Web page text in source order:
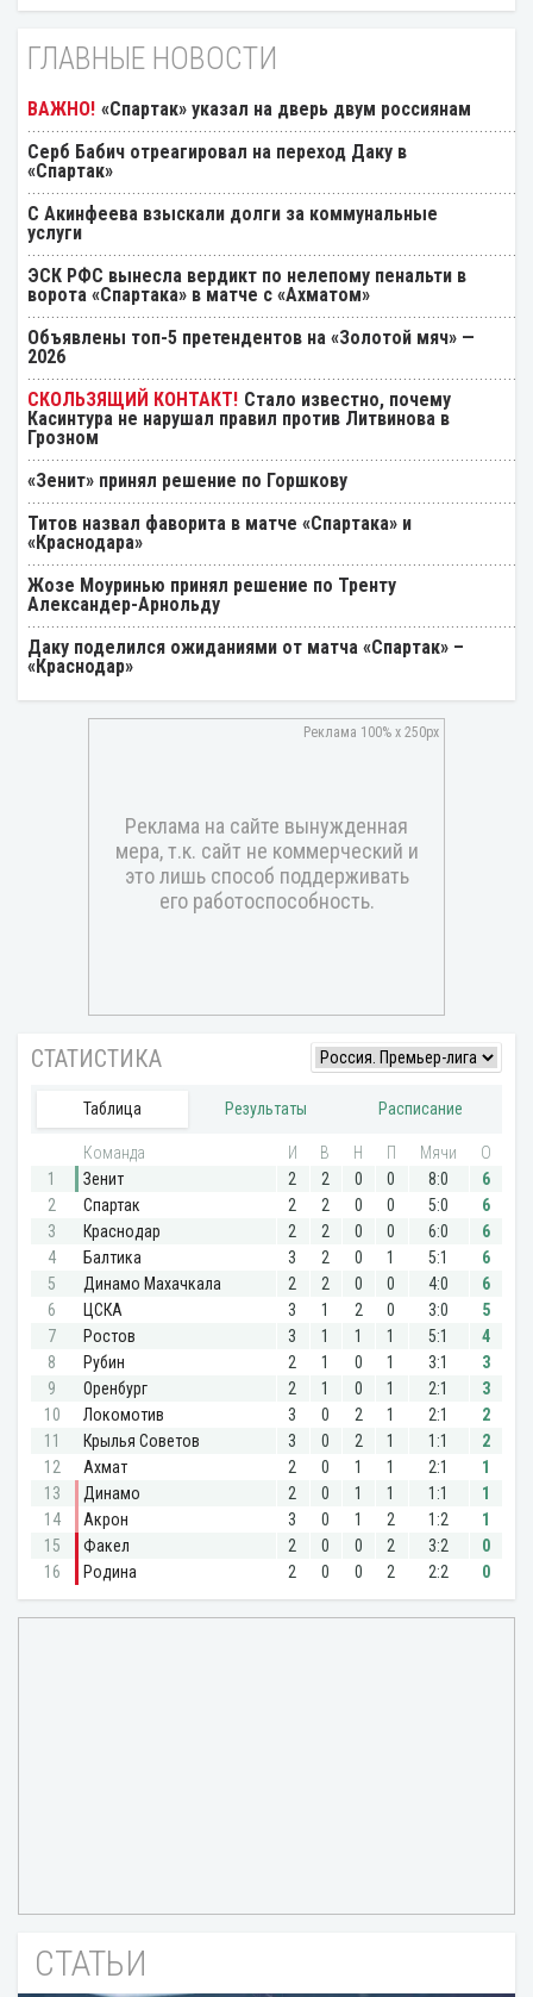
ГЛАВНЫЕ НОВОСТИ
«Спартак» указал на дверь двум россиянам
Серб Бабич отреагировал на переход Даку в
«Спартак»
С Акинфеева взыскали долги за коммунальные
услуги
ЭСК РФС вынесла вердикт по нелепому пенальти в
ворота «Спартака» в матче с «Ахматом»
Объявлены топ-5 претендентов на «Золотой мяч» —
2026
Стало известно, почему
Касинтура не нарушал правил против Литвинова в
Грозном
«Зенит» принял решение по Горшкову
Титов назвал фаворита в матче «Спартака» и
«Краснодара»
Жозе Моуринью принял решение по Тренту
Александер-Арнольду
Даку поделился ожиданиями от матча «Спартак» –
«Краснодар»
СТАТЬИ